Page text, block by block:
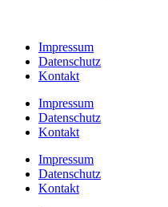
Impressum
Datenschutz
Kontakt
Impressum
Datenschutz
Kontakt
Impressum
Datenschutz
Kontakt